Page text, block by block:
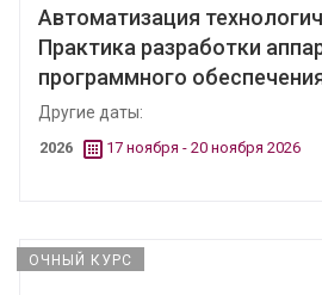
Автоматизация
Практика разработки
программного
Другие даты:
2026 17 ноября - 20 ноября 2026
ОЧНЫЙ КУРС